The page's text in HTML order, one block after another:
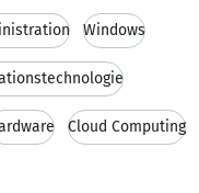
Windows
Cloud Computing